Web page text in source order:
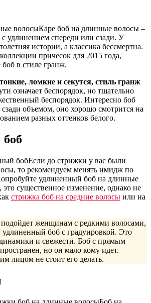
Каре боб на длинные волосы –
удлинением спереди или сзади. У
истории, а классика бессмертна.
причесок для 2015 года,
в стиле гранж.
ломкие и секутся, стиль гранж
означает беспорядок, но тщательно
беспорядок. Интересно боб
объемом, оно хорошо смотрится на
разных оттенков белого.
Если до стрижки у вас были
то рекомендуем менять имидж по
удлиненный боб на длинные
это существенное изменение, однако не
стрижка боб на средние волосы или на
женщинам с редкими волосами,
боб с градуировкой. Это
и свежести. Боб с прямым
но он мало кому идет.
лицом не стоит его делать.